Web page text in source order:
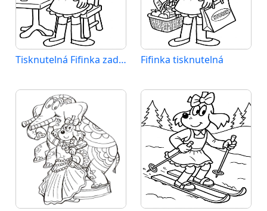
Tisknutelná Fifinka zadarmo Fifinka tisknutelná